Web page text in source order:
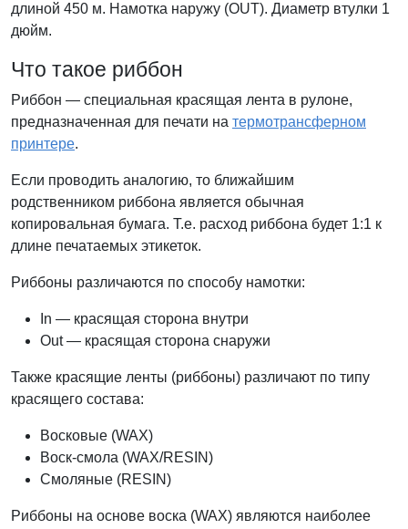
длиной 450 м. Намотка наружу (OUT). Диаметр втулки 1
дюйм.
Что такое риббон
Риббон — специальная красящая лента в рулоне,
предназначенная для печати на термотрансферном
принтере.
Если проводить аналогию, то ближайшим
родственником риббона является обычная
копировальная бумага. Т.е. расход риббона будет 1:1 к
длине печатаемых этикеток.
Риббоны различаются по способу намотки:
In — красящая сторона внутри
Out — красящая сторона снаружи
Также красящие ленты (риббоны) различают по типу
красящего состава:
Восковые (WAX)
Воск-смола (WAX/RESIN)
Смоляные (RESIN)
Риббоны на основе воска (WAX) являются наиболее